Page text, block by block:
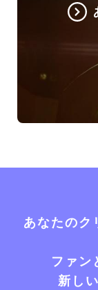
あなたのク
ファン
新し